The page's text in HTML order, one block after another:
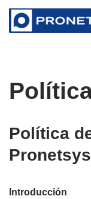
Saltar
Política
Pronetsys
Introducción